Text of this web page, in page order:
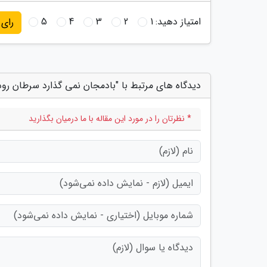
امتیاز دهید:1
2
3
4
5 رای
دیدگاه های مرتبط با "بادمجان نمی گذارد سرطان
* نظرتان را در مورد این مقاله با ما درمیان بگذارید